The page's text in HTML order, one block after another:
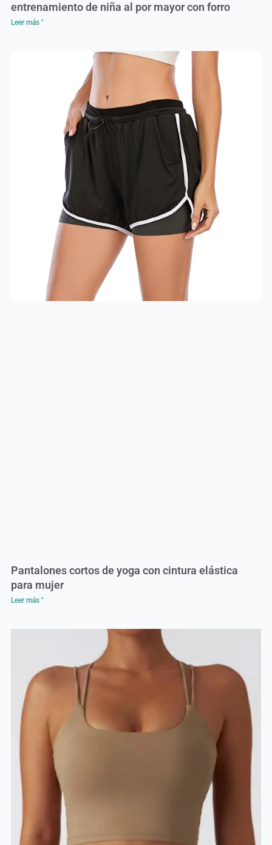
entrenamiento de niña al por mayor con forro
Leer más "
Pantalones cortos de yoga con cintura elástica
para mujer
Leer más "